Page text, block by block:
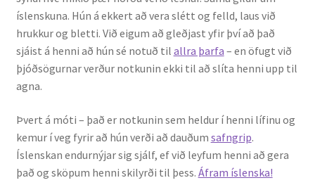
Málfarspistlar
Fræðilegir fyrirlestrar
Ýmis erindi
Blaðaefni
English
íslenskuna. Hún á ekkert að vera slétt og felld, laus við
hrukkur og bletti. Við eigum að gleðjast yfir því að það
sjáist á henni að hún sé notuð til allra þarfa – en öfugt við
þjóðsögurnar verður notkunin ekki til að slíta henni upp til
agna.
Þvert á móti – það er notkunin sem heldur í henni lífinu og
kemur í veg fyrir að hún verði að dauðum safngrip.
Íslenskan endurnýjar sig sjálf, ef við leyfum henni að gera
það og sköpum henni skilyrði til þess. Áfram íslenska!